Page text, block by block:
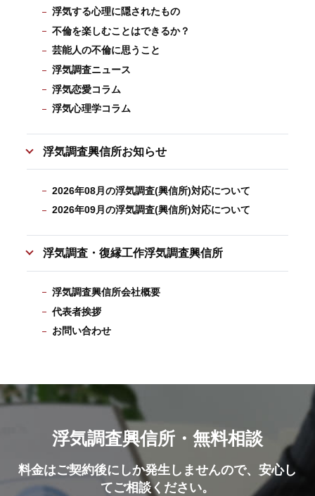
浮気する心理に隠されたもの
不倫を楽しむことはできるか？
芸能人の不倫に思うこと
浮気調査ニュース
浮気恋愛コラム
浮気心理学コラム
浮気調査興信所お知らせ
2026年08月の浮気調査(興信所)対応について
2026年09月の浮気調査(興信所)対応について
浮気調査・復縁工作浮気調査興信所
浮気調査興信所会社概要
代表者挨拶
お問い合わせ
浮気調査興信所・無料相談
料金はご契約後にしか発生しませんので、安心し
てご相談ください。